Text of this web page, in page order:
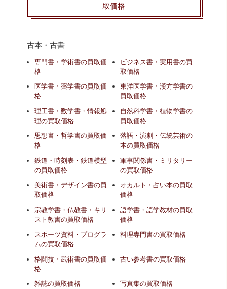
取価格
古本・古書
専門書・学術書の買取価
格
ビジネス書・実用書の買
取価格
医学書・薬学書の買取価
格
東洋医学書・漢方学書の
買取価格
理工書・数学書・情報処
理の買取価格
自然科学書・植物学書の
買取価格
思想書・哲学書の買取価
格
落語・演劇・伝統芸術の
本の買取価格
鉄道・時刻表・鉄道模型
の買取価格
軍事関係書・ミリタリー
の買取価格
美術書・デザイン書の買
取価格
オカルト・占い本の買取
価格
宗教学書・仏教書・キリ
スト教書の買取価格
語学書・語学教材の買取
価格
スポーツ資料・プログラ
ムの買取価格
料理専門書の買取価格
格闘技・武術書の買取価
格
古い参考書の買取価格
雑誌の買取価格
写真集の買取価格